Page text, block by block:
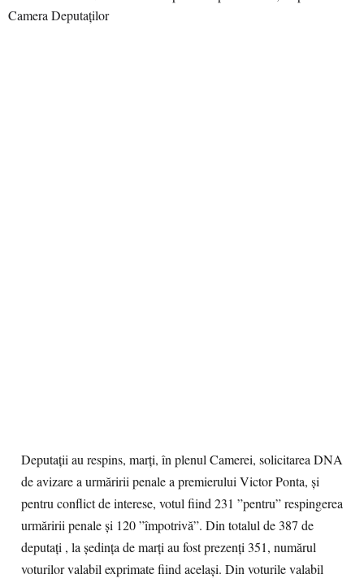
Deputaţii au respins, marţi, în plenul Camerei, solicitarea DNA
de avizare a urmăririi penale a premierului Victor Ponta, şi
pentru conflict de interese, votul fiind 231 ”pentru” respingerea
urmăririi penale şi 120 ”împotrivă”. Din totalul de 387 de
deputaţi , la şedinţa de marţi au fost prezenţi 351, numărul
voturilor valabil exprimate fiind acelaşi. Din voturile valabil